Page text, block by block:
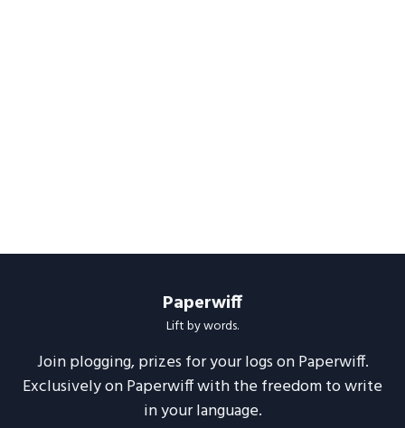
Paperwiff
Lift by words.
Join plogging, prizes for your logs on Paperwiff.
Exclusively on Paperwiff with the freedom to write
in your language.